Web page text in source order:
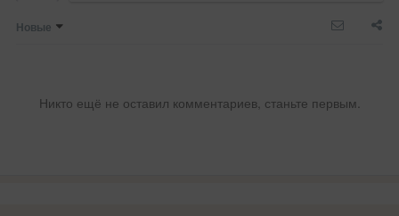
Новые
Никто ещё не оставил комментариев, станьте первым.